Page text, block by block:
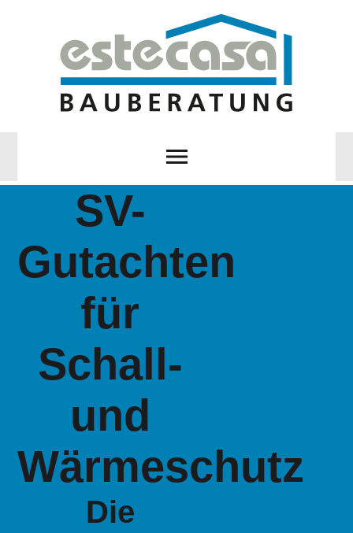
SV-
Gutachten
für
Schall-
und
Wärmeschutz
Die